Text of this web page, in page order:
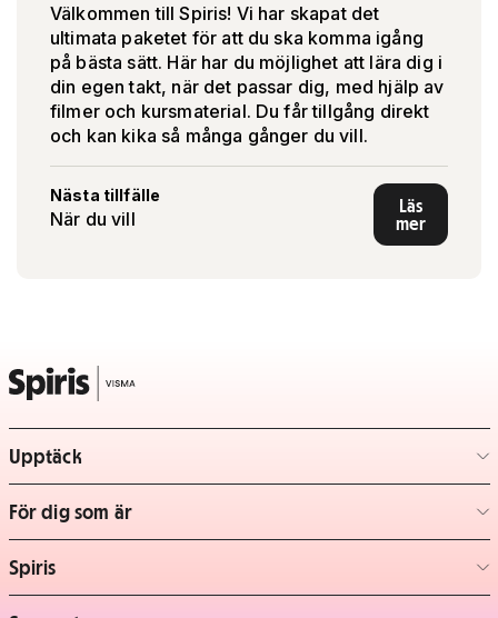
Välkommen till Spiris! Vi har skapat det
ultimata paketet för att du ska komma igång
på bästa sätt. Här har du möjlighet att lära dig i
din egen takt, när det passar dig, med hjälp av
filmer och kursmaterial. Du får tillgång direkt
och kan kika så många gånger du vill.
Nästa tillfälle
När du vill
Läs
mer
Upptäck
– klicka för att expandera lista
För dig som är
– klicka för att expandera lista
Spiris
– klicka för att expandera lista